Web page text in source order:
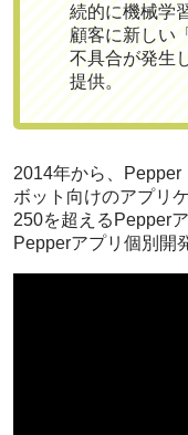
続的に機械学
顧客に新しい
不具合が発生
提供。
2014年から、Pepper
ボット向けのアプリ
250を超えるPepper
Pepperアプリ個別開